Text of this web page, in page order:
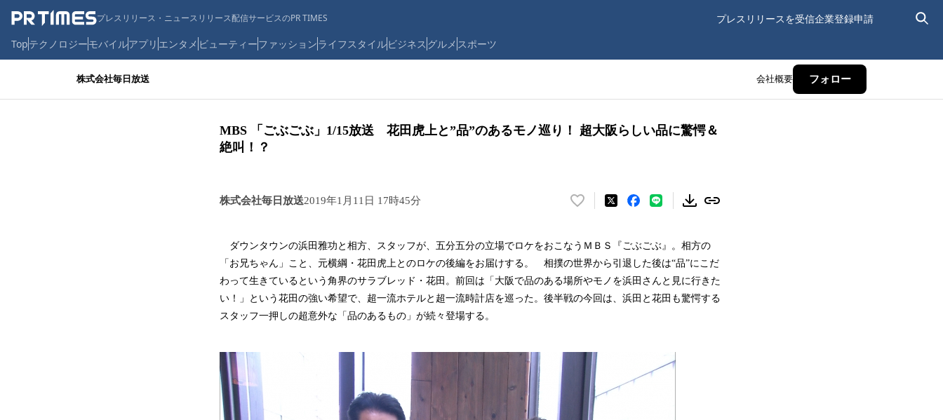
プレスリリース・ニュースリリース配信サービスのPR TIMES プレスリリースを受信企業登録申請
Topテクノロジーモバイルアプリ エンタメ ビューティーファッションライフスタイルビジネス グルメ スポーツ
株式会社毎日放送 会社概要 フォロー
MBS 「ごぶごぶ」1/15放送 花田虎上と”品”のあるモノ巡り！ 超大阪らしい品に驚愕＆
絶叫！？
株式会社毎日放送2019年1月11日 17時45分
い
！
数
を
読
中
ダウンタウンの浜田雅功と相方、スタッフが、五分五分の立場でロケをおこなうＭＢＳ『ごぶごぶ』。相方の
「お兄ちゃん」こと、元横綱・花田虎上とのロケの後編をお届けする。 相撲の世界から引退した後は“品”にこだ
わって生きているという角界のサラブレッド・花田。前回は「大阪で品のある場所やモノを浜田さんと見に行きた
い！」という花田の強い希望で、超一流ホテルと超一流時計店を巡った。後半戦の今回は、浜田と花田も驚愕する
スタッフ一押しの超意外な「品のあるもの」が続々登場する。